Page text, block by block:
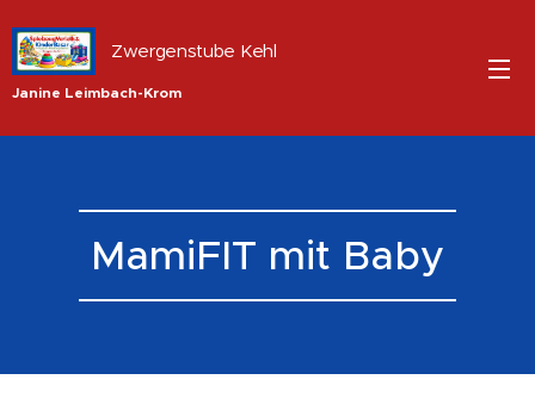
Zwergenstube Kehl
Janine Leimbach-Krom
MamiFIT mit Baby